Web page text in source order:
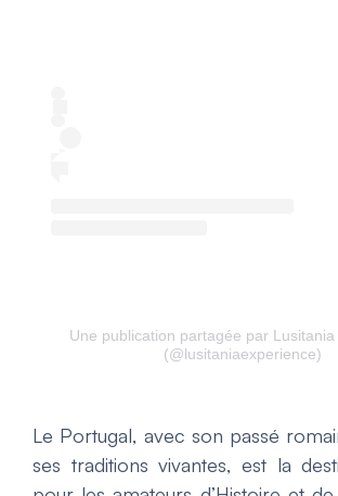
Une publication partagée par
(@lusitaniaexperience)
Le Portugal, avec son passé
ses traditions vivantes, est la